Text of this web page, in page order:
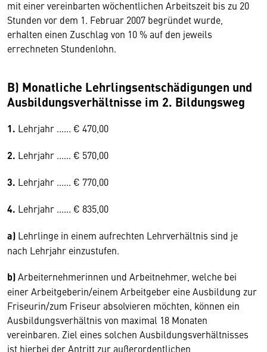
mit einer vereinbarten wöchentlichen Arbeitszeit bis zu 20
Stunden vor dem 1. Februar 2007 begründet wurde,
erhalten einen Zuschlag von 10 % auf den jeweils
errechneten Stundenlohn.
B) Monatliche Lehrlingsentschädigungen und
Ausbildungsverhältnisse im 2. Bildungsweg
1. Lehrjahr ...... € 470,00­
2. Lehrjahr ...... € 570,00­
3. Lehrjahr ...... € 770,00
4. Lehrjahr ...... € 835,00
a) Lehrlinge in einem aufrechten Lehrverhältnis sind je
nach Lehrjahr einzustufen.
b)Arbeiternehmerinnen und Arbeitnehmer, welche bei
einer Arbeitgeberin/einem Arbeitgeber eine Ausbildung zur
Friseurin/zum Friseur absolvieren möchten, können ein
Ausbildungsverhältnis von maximal 18 Monaten
vereinbaren. Ziel eines solchen Ausbildungsverhältnisses
ist hierbei der Antritt zur außerordentlichen